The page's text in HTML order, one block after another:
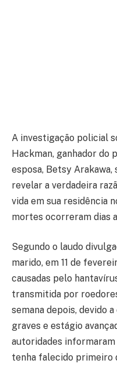
A investigação policial
Hackman, ganhador do
esposa, Betsy
revelar a verdadeira
vida em sua residência
mortes ocorreram dias
Segundo o laudo
marido, em 11 de
causadas pelo
transmitida por
semana depois, devido
graves e estágio
autoridades informaram
tenha falecido primeiro